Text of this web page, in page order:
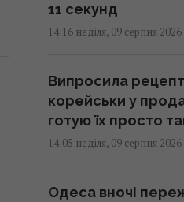
11 секунд
14:16 неділя, 09 серпня 2026
Випросила рецепт
корейськи у
готую їх просто
14:05 неділя, 09 серпня 2026
Одеса вночі